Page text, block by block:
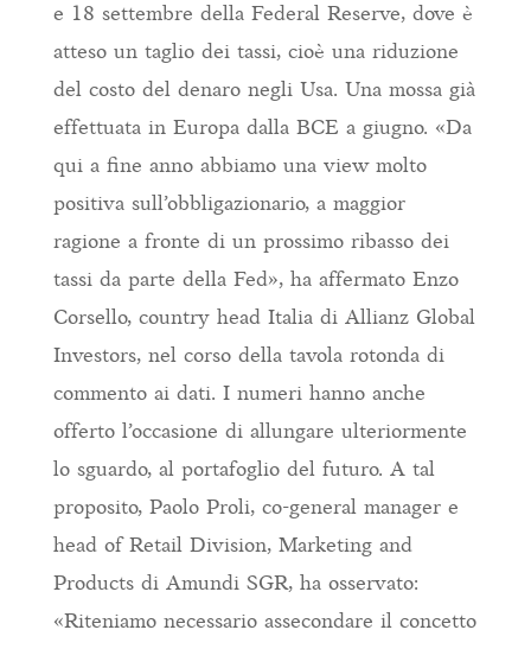
e 18 settembre della Federal Reserve, dove è
atteso un taglio dei tassi, cioè una riduzione
del costo del denaro negli Usa. Una mossa già
effettuata in Europa dalla BCE a giugno. «Da
qui a fine anno abbiamo una view molto
positiva sull’obbligazionario, a maggior
ragione a fronte di un prossimo ribasso dei
tassi da parte della Fed», ha affermato Enzo
Corsello, country head Italia di Allianz Global
Investors, nel corso della tavola rotonda di
commento ai dati. I numeri hanno anche
offerto l’occasione di allungare ulteriormente
lo sguardo, al portafoglio del futuro. A tal
proposito, Paolo Proli, co-general manager e
head of Retail Division, Marketing and
Products di Amundi SGR, ha osservato:
«Riteniamo necessario assecondare il concetto